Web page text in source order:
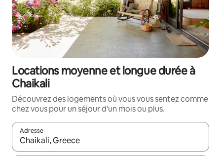
Locations moyenne et longue durée à
Chaikali
Découvrez des logements où vous vous sentez comme
chez vous pour un séjour d'un mois ou plus.
Adresse
Lorsque les résultats s'affichent, utilisez les flèches vers le